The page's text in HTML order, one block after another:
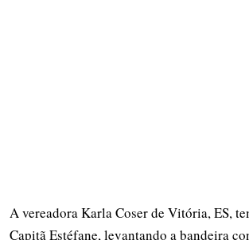
A vereadora Karla Coser de Vitória, ES,
Capitã Estéfane, levantando a bandeira